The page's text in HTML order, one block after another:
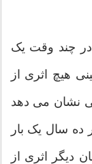
در چند وقت یک
هیچ اثری از
نشان می دهد
ده سال یک بار
دیگر اثری از